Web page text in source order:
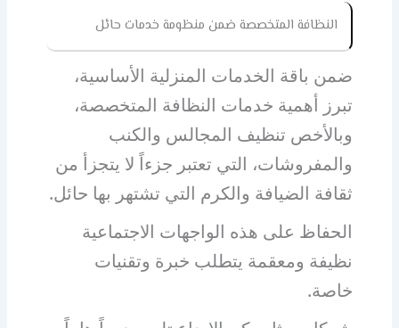
النظافة المتخصصة ضمن منظومة خدمات حائل
ضمن باقة الخدمات المنزلية الأساسية،
تبرز أهمية خدمات النظافة المتخصصة،
وبالأخص تنظيف المجالس والكنب
والمفروشات، التي تعتبر جزءاً لا يتجزأ من
ثقافة الضيافة والكرم التي تشتهر بها حائل.
الحفاظ على هذه الواجهات الاجتماعية
نظيفة ومعقمة يتطلب خبرة وتقنيات
خاصة.